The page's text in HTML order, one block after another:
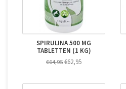
SPIRULINA 500 MG
TABLETTEN (1 KG)
€64,95 €62,95